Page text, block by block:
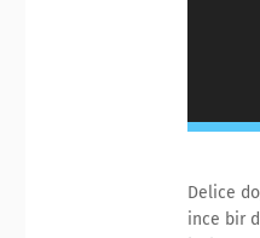
Delice
ince bir